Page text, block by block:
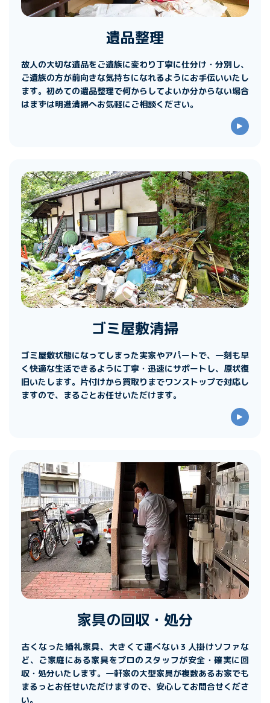
遺品整理
故人の大切な遺品をご遺族に変わり丁寧に仕分け・分別し、
ご遺族の方が前向きな気持ちになれるようにお手伝いいたし
ます。初めての遺品整理で何からしてよいか分からない場合
はまずは明進清掃へお気軽にご相談ください。
ゴミ屋敷清掃
ゴミ屋敷状態になってしまった実家やアパートで、一刻も早
く快適な生活できるように丁寧・迅速にサポートし、原状復
旧いたします。片付けから買取りまでワンストップで対応し
ますので、まるごとお任せいただけます。
家具の回収・処分
古くなった婚礼家具、大きくて運べない３人掛けソファな
ど、ご家庭にある家具をプロのスタッフが安全・確実に回
収・処分いたします。一軒家の大型家具が複数あるお家でも
まるっとお任せいただけますので、安心してお問合せくださ
い。